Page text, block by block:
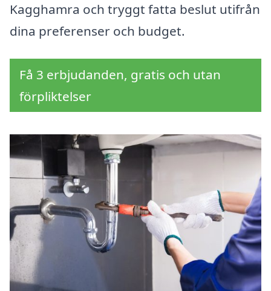
Kagghamra och tryggt fatta beslut utifrån
dina preferenser och budget.
Få 3 erbjudanden, gratis och utan
förpliktelser